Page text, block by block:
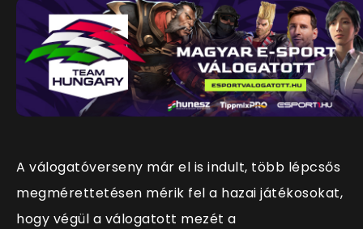
A válogatóverseny már el is indult, több lépcsős
megmérettetésen mérik fel a hazai játékosokat,
hogy végül a válogatott mezét a